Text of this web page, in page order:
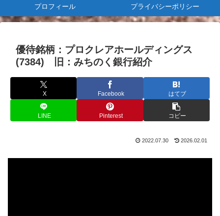
プロフィール プライバシーポリシー
優待銘柄：プロクレアホールディングス
(7384) 旧：みちのく銀行紹介
X Facebook はてブ
LINE Pinterest コピー
2022.07.30 2026.02.01